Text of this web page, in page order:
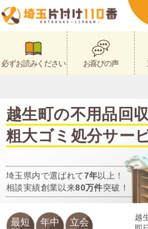
必ずお読みください お喜びの声
越生町の不用品回収
粗大ゴミ処分サー
埼玉県内で選ばれて7年以上！
相談実績創業以来80万件突破！
最短
年中
立会
越